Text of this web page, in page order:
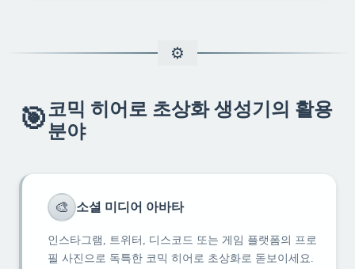
🎯코믹 히어로 초상화 생성기의 활용
분야
🎨 소셜 미디어 아바타
인스타그램, 트위터, 디스코드 또는 게임 플랫폼의 프로
필 사진으로 독특한 코믹 히어로 초상화로 돋보이세요.